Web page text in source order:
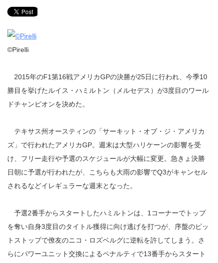
©Pirelli
2015年のF1第16戦アメリカGPの決勝が25日に行われ、今季10
勝目を挙げたルイス・ハミルトン（メルセデス）が3度目のワール
ドチャンピオンを決めた。
テキサス州オースティンの「サーキット・オブ・ジ・アメリカ
ズ」で行われたアメリカGP。週末は大型ハリケーンの影響を受
け、フリー走行や予選のスケジュールが大幅に変更。急きょ決勝
日朝に予選が行われたが、こちらも大雨の影響でQ3がキャンセル
されるなどイレギュラーな週末となった。
予選2番手からスタートしたハミルトンは、1コーナーでトップ
を奪い自身3度目のタイトル獲得に向け逃げを打つが、序盤のピッ
トストップで僚友のニコ・ロズベルグに逆転を許してしまう。さ
らにパワーユニット交換によるペナルティで13番手からスタート